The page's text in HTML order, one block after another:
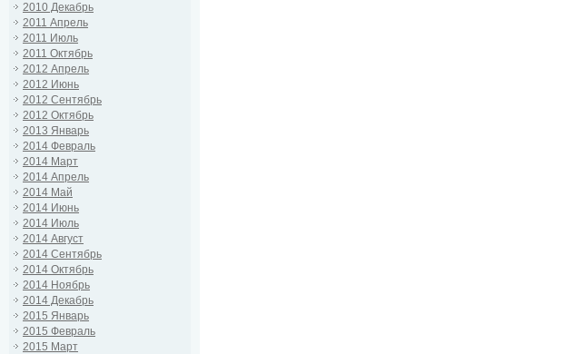
2010 Декабрь
2011 Апрель
2011 Июль
2011 Октябрь
2012 Апрель
2012 Июнь
2012 Сентябрь
2012 Октябрь
2013 Январь
2014 Февраль
2014 Март
2014 Апрель
2014 Май
2014 Июнь
2014 Июль
2014 Август
2014 Сентябрь
2014 Октябрь
2014 Ноябрь
2014 Декабрь
2015 Январь
2015 Февраль
2015 Март